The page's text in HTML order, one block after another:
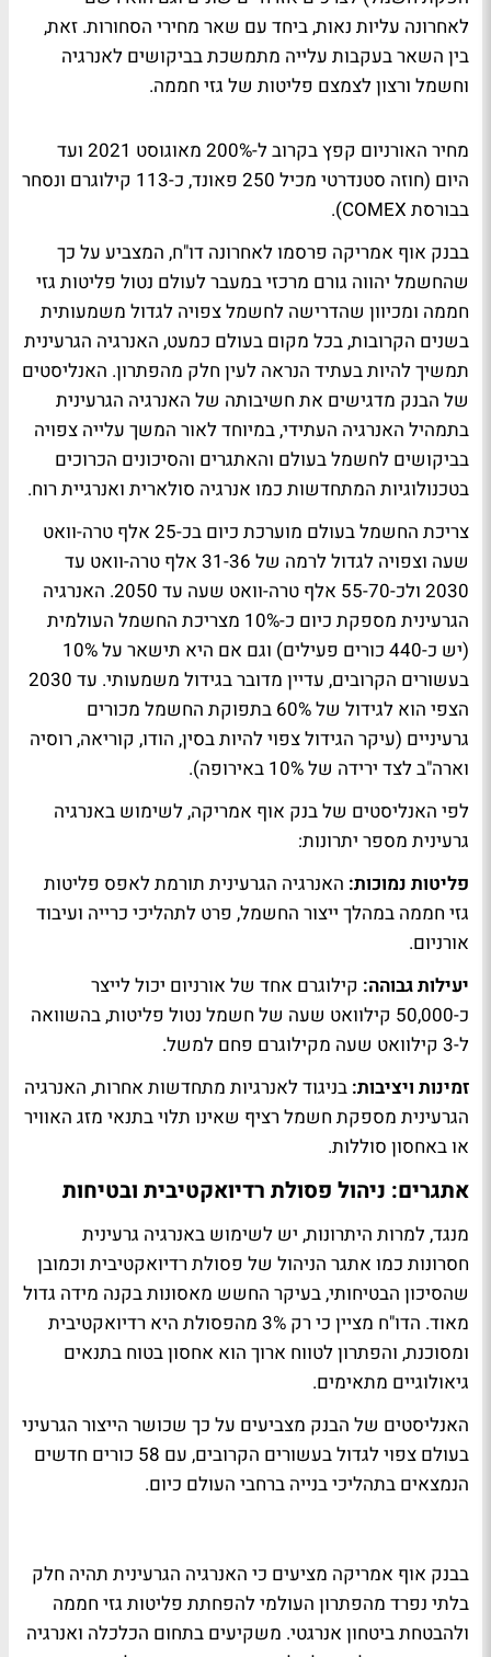
לאחרונה עליות נאות, ביחד עם שאר מחירי הסחורות. זאת,
בין השאר בעקבות עלייה מתמשכת בביקושים לאנרגיה
וחשמל ורצון לצמצם פליטות של גזי חממה.
מחיר האורניום קפץ בקרוב ל-200% מאוגוסט 2021 ועד
היום (חוזה סטנדרטי מכיל 250 פאונד, כ-113 קילוגרם ונסחר
בבורסת COMEX).
בבנק אוף אמריקה פרסמו לאחרונה דו"ח, המצביע על כך
שהחשמל יהווה גורם מרכזי במעבר לעולם נטול פליטות גזי
חממה ומכיוון שהדרישה לחשמל צפויה לגדול משמעותית
בשנים הקרובות, בכל מקום בעולם כמעט, האנרגיה הגרעינית
תמשיך להיות בעתיד הנראה לעין חלק מהפתרון. האנליסטים
של הבנק מדגישים את חשיבותה של האנרגיה הגרעינית
בתמהיל האנרגיה העתידי, במיוחד לאור המשך עלייה צפויה
בביקושים לחשמל בעולם והאתגרים והסיכונים הכרוכים
בטכנולוגיות המתחדשות כמו אנרגיה סולארית ואנרגיית רוח.
צריכת החשמל בעולם מוערכת כיום בכ-25 אלף טרה-וואט
שעה וצפויה לגדול לרמה של 31-36 אלף טרה-וואט עד
2030 ולכ-55-70 אלף טרה-וואט שעה עד 2050. האנרגיה
הגרעינית מספקת כיום כ-10% מצריכת החשמל העולמית
(יש כ-440 כורים פעילים) וגם אם היא תישאר על 10%
בעשורים הקרובים, עדיין מדובר בגידול משמעותי. עד 2030
הצפי הוא לגידול של 60% בתפוקת החשמל מכורים
גרעיניים (עיקר הגידול צפוי להיות בסין, הודו, קוריאה, רוסיה
וארה"ב לצד ירידה של 10% באירופה).
לפי האנליסטים של בנק אוף אמריקה, לשימוש באנרגיה
גרעינית מספר יתרונות:
פליטות נמוכות: האנרגיה הגרעינית תורמת לאפס פליטות
גזי חממה במהלך ייצור החשמל, פרט לתהליכי כרייה ועיבוד
אורניום.
יעילות גבוהה: קילוגרם אחד של אורניום יכול לייצר
כ-50,000 קילוואט שעה של חשמל נטול פליטות, בהשוואה
ל-3 קילוואט שעה מקילוגרם פחם למשל.
זמינות ויציבות: בניגוד לאנרגיות מתחדשות אחרות, האנרגיה
הגרעינית מספקת חשמל רציף שאינו תלוי בתנאי מזג האוויר
או באחסון סוללות.
אתגרים: ניהול פסולת רדיואקטיבית ובטיחות
מנגד, למרות היתרונות, יש לשימוש באנרגיה גרעינית
חסרונות כמו אתגר הניהול של פסולת רדיואקטיבית וכמובן
שהסיכון הבטיחותי, בעיקר החשש מאסונות בקנה מידה גדול
מאוד. הדו"ח מציין כי רק 3% מהפסולת היא רדיואקטיבית
ומסוכנת, והפתרון לטווח ארוך הוא אחסון בטוח בתנאים
גיאולוגיים מתאימים.
האנליסטים של הבנק מצביעים על כך שכושר הייצור הגרעיני
בעולם צפוי לגדול בעשורים הקרובים, עם 58 כורים חדשים
הנמצאים בתהליכי בנייה ברחבי העולם כיום.
בבנק אוף אמריקה מציעים כי האנרגיה הגרעינית תהיה חלק
בלתי נפרד מהפתרון העולמי להפחתת פליטות גזי חממה
ולהבטחת ביטחון אנרגטי. משקיעים בתחום הכלכלה ואנרגיה